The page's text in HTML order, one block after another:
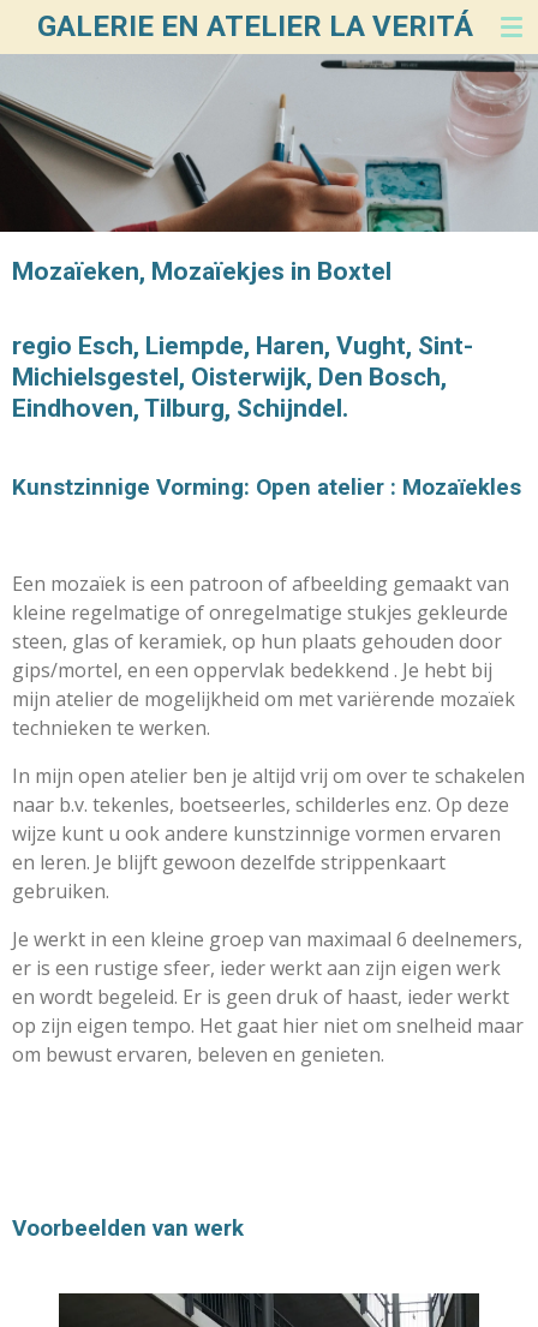
direct
de
hoofdinhoud
GALERIE EN ATELIER LA VERITÁ
Mozaïeken, Mozaïekjes in Boxtel
regio Esch, Liempde, Haren, Vught, Sint-
Michielsgestel, Oisterwijk, Den Bosch,
Eindhoven, Tilburg, Schijndel.
Kunstzinnige Vorming: Open atelier : Mozaïekles
Een mozaïek is een patroon of afbeelding gemaakt van
kleine regelmatige of onregelmatige stukjes gekleurde
steen, glas of keramiek, op hun plaats gehouden door
gips/mortel, en een oppervlak bedekkend . Je hebt bij
mijn atelier de mogelijkheid om met variërende mozaïek
technieken te werken.
In mijn open atelier ben je altijd vrij om over te schakelen
naar b.v. tekenles, boetseerles, schilderles enz. Op deze
wijze kunt u ook andere kunstzinnige vormen ervaren
en leren. Je blijft gewoon dezelfde strippenkaart
gebruiken.
Je werkt in een kleine groep van maximaal 6 deelnemers,
er is een rustige sfeer, ieder werkt aan zijn eigen werk
en wordt begeleid. Er is geen druk of haast, ieder werkt
op zijn eigen tempo. Het gaat hier niet om snelheid maar
om bewust ervaren, beleven en genieten.
Voorbeelden van werk